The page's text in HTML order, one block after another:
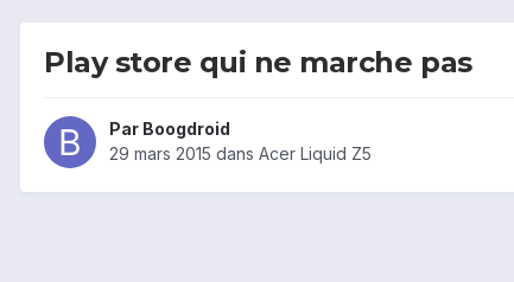
Play store qui ne marche pas
Par Boogdroid
29 mars 2015 dans Acer Liquid Z5